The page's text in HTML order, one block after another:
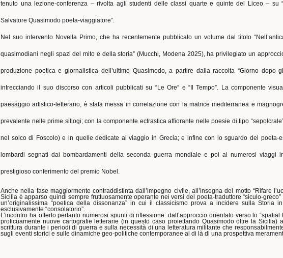
tenuto una lezione-conferenza – rivolta agli studenti delle classi quarte e quinte del Liceo – su
Salvatore Quasimodo poeta-viaggiatore”.
Nel suo intervento Novella Primo, che ha recentemente pubblicato un volume dal titolo
quasimodiani negli spazi del mito e della storia” (Mucchi, Modena 2025), ha privilegiato un
produzione poetica e giornalistica dell’ultimo Quasimodo, a partire dalla raccolta “Giorno dopo
intrecciando il suo discorso con articoli pubblicati su “Le Ore” e “Il Tempo”. La componente
paesaggio artistico-letterario, è stata messa in correlazione con la matrice mediterranea e
prevalente nelle prime sillogi; con la componente ecfrastica affiorante nelle poesie di tipo
nel solco di Foscolo) e in quelle dedicate al viaggio in Grecia; e infine con lo sguardo del poeta-
lombardi segnati dai bombardamenti della seconda guerra mondiale e poi ai numerosi viaggi
prestigioso conferimento del premio Nobel.
Anche nella fase maggiormente contraddistinta dall’impegno civile, all’insegna del motto “Rifare
Sicilia è apparso quindi sempre fruttuosamente operante nei versi del poeta-traduttore “siculo-
un’originalissima “poetica della dissonanza” in cui il classicismo prova a incidere sulla Storia
esclusivamente “consolatorio”.
L’incontro ha offerto pertanto numerosi spunti di riflessione: dall’approccio orientato verso lo
proficuamente nuove cartografie letterarie (in questo caso proiettando Quasimodo oltre la Sicilia)
scrittura durante i periodi di guerra e sulla necessità di una letteratura militante che
sugli eventi storici e sulle dinamiche geo-politiche contemporanee al di là di una prospettiva